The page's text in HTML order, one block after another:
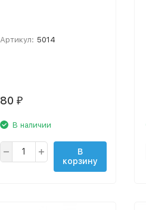
Артикул: 5014
80 ₽
В наличии
В
корзину